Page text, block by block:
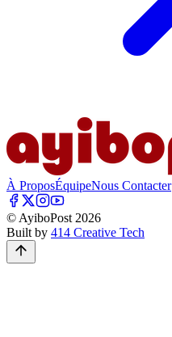
À ProposÉquipeNous Contacter
© AyiboPost 2026
Built by 414 Creative Tech